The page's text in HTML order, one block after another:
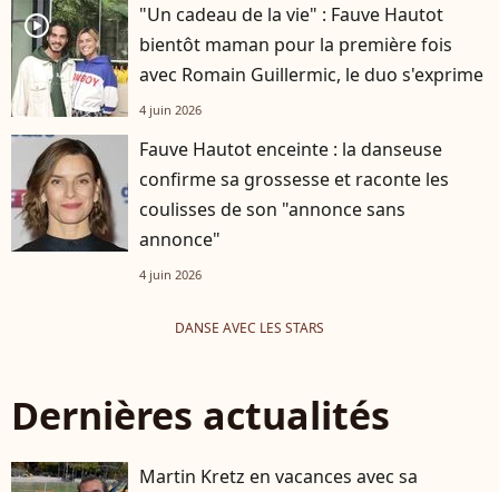
player2
"Un cadeau de la vie" : Fauve Hautot
bientôt maman pour la première fois
avec Romain Guillermic, le duo s'exprime
4 juin 2026
Fauve Hautot enceinte : la danseuse
confirme sa grossesse et raconte les
coulisses de son "annonce sans
annonce"
4 juin 2026
DANSE AVEC LES STARS
Dernières actualités
Martin Kretz en vacances avec sa